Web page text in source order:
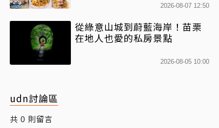
2026-08-07 12:50
從綠意山城到蔚藍海岸！苗栗
在地人也愛的私房景點
2026-08-05 10:00
udn討論區
共 0 則留言